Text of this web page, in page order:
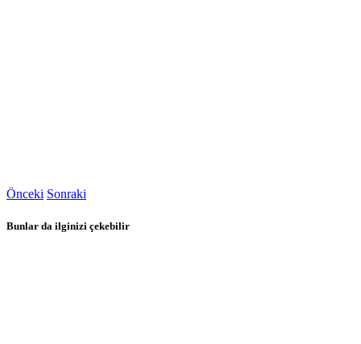
Önceki Sonraki
Bunlar da ilginizi çekebilir